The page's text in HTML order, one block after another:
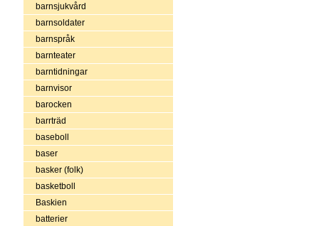
barnsjukvård
barnsoldater
barnspråk
barnteater
barntidningar
barnvisor
barocken
barrträd
baseboll
baser
basker (folk)
basketboll
Baskien
batterier